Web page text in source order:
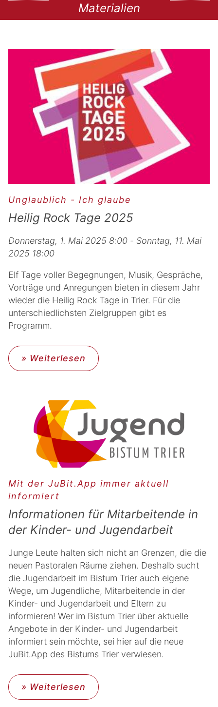
Materialien
Unglaublich - Ich glaube
Heilig Rock Tage 2025
Donnerstag, 1. Mai 2025 8:00 - Sonntag, 11. Mai
2025 18:00
Elf Tage voller Begegnungen, Musik, Gespräche,
Vorträge und Anregungen bieten in diesem Jahr
wieder die Heilig Rock Tage in Trier. Für die
unterschiedlichsten Zielgruppen gibt es
Programm.
» Weiterlesen
Mit der JuBit.App immer aktuell
informiert
Informationen für Mitarbeitende in
der Kinder- und Jugendarbeit
Junge Leute halten sich nicht an Grenzen, die die
neuen Pastoralen Räume ziehen. Deshalb sucht
die Jugendarbeit im Bistum Trier auch eigene
Wege, um Jugendliche, Mitarbeitende in der
Kinder- und Jugendarbeit und Eltern zu
informieren! Wer im Bistum Trier über aktuelle
Angebote in der Kinder- und Jugendarbeit
informiert sein möchte, sei hier auf die neue
JuBit.App des Bistums Trier verwiesen.
» Weiterlesen